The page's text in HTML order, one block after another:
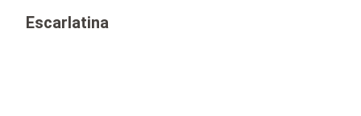
Escarlatina